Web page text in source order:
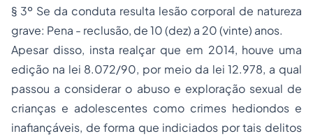
§ 3º Se da conduta resulta lesão corporal de natureza
grave: Pena - reclusão, de 10 (dez) a 20 (vinte) anos.
Apesar disso, insta realçar que em 2014, houve uma
edição na lei 8.072/90, por meio da lei 12.978, a qual
passou a considerar o abuso e exploração sexual de
crianças e adolescentes como crimes hediondos e
inafiançáveis, de forma que indiciados por tais delitos